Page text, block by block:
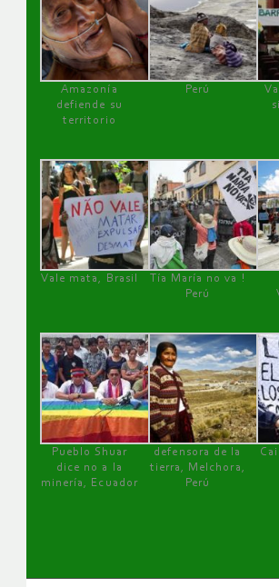
Amazonía
defiende su
territorio
Perú
Vale mata, Brasil
Tía María no va !
Perú
Pueblo Shuar
dice no a la
minería, Ecuador
defensora de la
tierra, Melchora,
Perú